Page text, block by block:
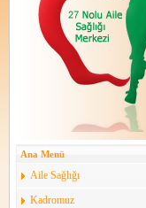
Ana Menü
Aile Sağlığı
Kadromuz